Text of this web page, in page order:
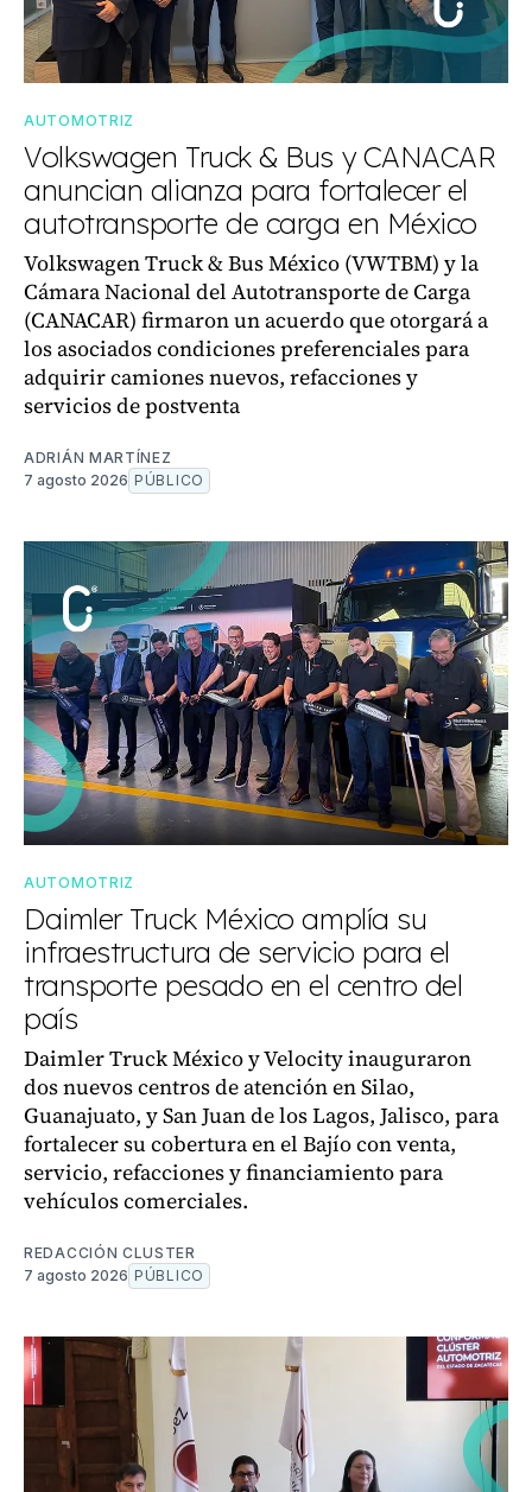
AUTOMOTRIZ
Volkswagen Truck & Bus y CANACAR
anuncian alianza para fortalecer el
autotransporte de carga en México
Volkswagen Truck & Bus México (VWTBM) y la
Cámara Nacional del Autotransporte de Carga
(CANACAR) firmaron un acuerdo que otorgará a
los asociados condiciones preferenciales para
adquirir camiones nuevos, refacciones y
servicios de postventa
ADRIÁN MARTÍNEZ
7 agosto 2026 PÚBLICO
AUTOMOTRIZ
Daimler Truck México amplía su
infraestructura de servicio para el
transporte pesado en el centro del
país
Daimler Truck México y Velocity inauguraron
dos nuevos centros de atención en Silao,
Guanajuato, y San Juan de los Lagos, Jalisco, para
fortalecer su cobertura en el Bajío con venta,
servicio, refacciones y financiamiento para
vehículos comerciales.
REDACCIÓN CLUSTER
7 agosto 2026 PÚBLICO